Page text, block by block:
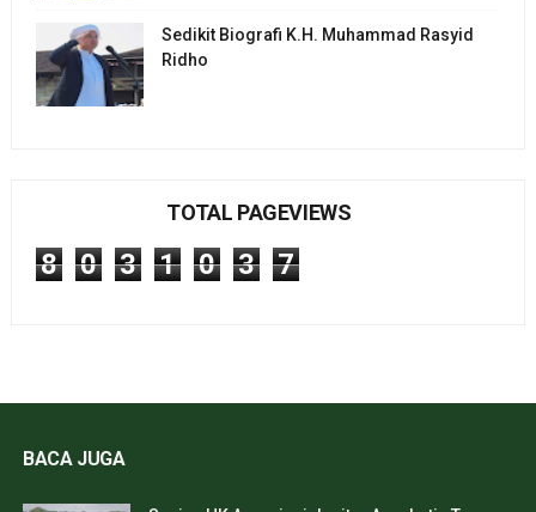
Sedikit Biografi K.H. Muhammad Rasyid
Ridho
TOTAL PAGEVIEWS
8 0 3 1 0 3 7
BACA JUGA